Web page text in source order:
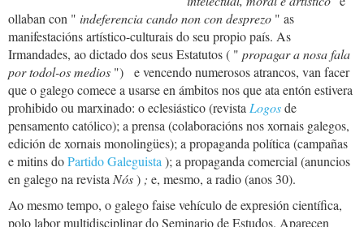
ollaban con " indeferencia cando non con desprezo " as
manifestacións artístico-culturais do seu propio país. As
Irmandades, ao dictado dos seus Estatutos ( " propagar a nosa fala
por todol-os medios ")
e vencendo numerosos atrancos, van facer
que o galego comece a usarse en ámbitos nos que ata entón estivera
prohibido ou marxinado: o eclesiástico (revista Logosde
pensamento católico); a prensa (colaboracións nos xornais galegos,
edición de xornais monolingües); a propaganda política (campañas
e mitins doPartido Galeguista ); a propaganda comercial (anuncios
en galego na revista Nós) ; e, mesmo, a radio (anos 30).
Ao mesmo tempo, o galego faise vehículo de expresión científica,
polo labor multidisciplinar do Seminario de Estudos. Aparecen